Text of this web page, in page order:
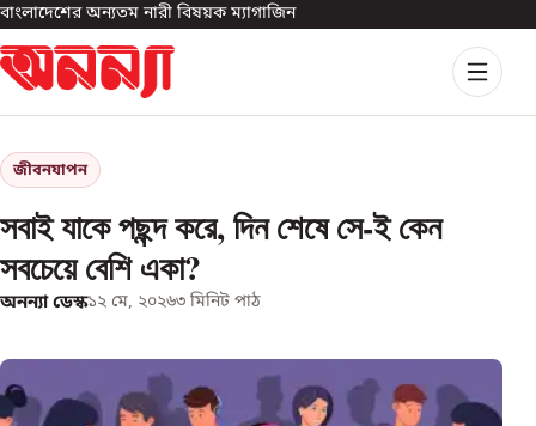
বাংলাদেশের অন্যতম নারী বিষয়ক ম্যাগাজিন
জীবনযাপন
সবাই যাকে পছন্দ করে, দিন শেষে সে-ই কেন
সবচেয়ে বেশি একা?
অনন্যা ডেস্ক১২ মে, ২০২৬৩ মিনিট পাঠ